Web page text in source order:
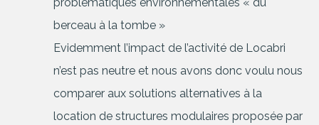
berceau à la tombe »
Evidemment l’impact de l’activité de Locabri
n’est pas neutre et nous avons donc voulu nous
comparer aux solutions alternatives à la
location de structures modulaires proposée par